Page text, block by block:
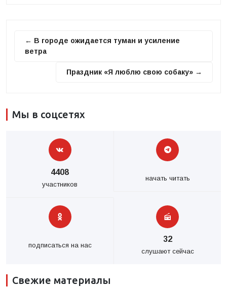
← В городе ожидается туман и усиление
ветра
Праздник «Я люблю свою собаку» →
Мы в соцсетях
4408
участников
начать читать
подписаться на нас
32
слушают сейчас
Свежие материалы